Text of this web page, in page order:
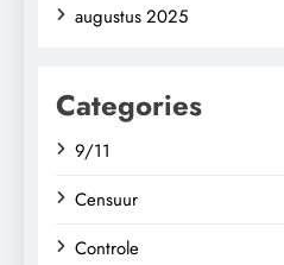
augustus 2025
Categories
9/11
Censuur
Controle